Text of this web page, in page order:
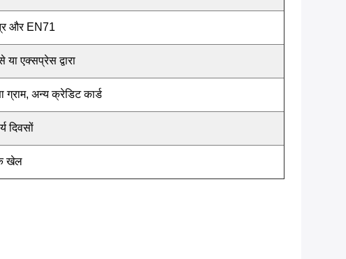
और EN71
या एक्सप्रेस द्वारा
ग्राम, अन्य क्रेडिट कार्ड
दिवसों
खेल